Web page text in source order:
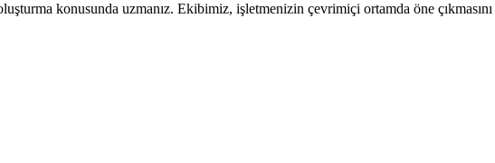
konusunda uzmanız. Ekibimiz, işletmenizin çevrimiçi ortamda öne